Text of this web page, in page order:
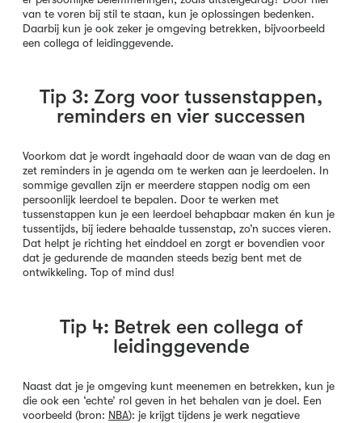
van te voren bij stil te staan, kun je oplossingen bedenken.
Daarbij kun je ook zeker je omgeving betrekken, bijvoorbeeld
een collega of leidinggevende.
Tip 3: Zorg voor tussenstappen,
reminders en vier successen
Voorkom dat je wordt ingehaald door de waan van de dag en
zet reminders in je agenda om te werken aan je leerdoelen. In
sommige gevallen zijn er meerdere stappen nodig om een
persoonlijk leerdoel te bepalen. Door te werken met
tussenstappen kun je een leerdoel behapbaar maken én kun je
tussentijds, bij iedere behaalde tussenstap, zo’n succes vieren.
Dat helpt je richting het einddoel en zorgt er bovendien voor
dat je gedurende de maanden steeds bezig bent met de
ontwikkeling. Top of mind dus!
Tip 4: Betrek een collega of
leidinggevende
Naast dat je je omgeving kunt meenemen en betrekken, kun je
die ook een ‘echte’ rol geven in het behalen van je doel. Een
voorbeeld (bron: NBA): je krijgt tijdens je werk negatieve